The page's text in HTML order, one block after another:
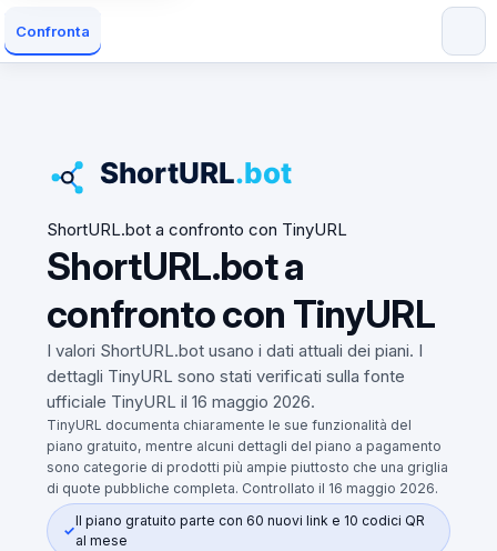
Confronta
ShortURL.bot a confronto con TinyURL
ShortURL.bot a
confronto con TinyURL
I valori ShortURL.bot usano i dati attuali dei piani. I
dettagli TinyURL sono stati verificati sulla fonte
ufficiale TinyURL il 16 maggio 2026.
TinyURL documenta chiaramente le sue funzionalità del
piano gratuito, mentre alcuni dettagli del piano a pagamento
sono categorie di prodotti più ampie piuttosto che una griglia
di quote pubbliche completa. Controllato il 16 maggio 2026.
Il piano gratuito parte con 60 nuovi link e 10 codici QR
al mese